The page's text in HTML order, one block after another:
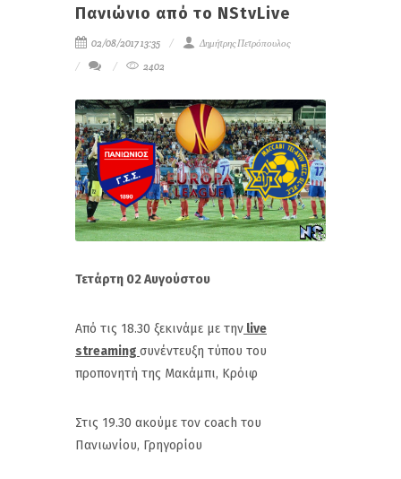
Πανιώνιο από το NStvLive
02/08/2017 13:35
Δημήτρης Πετρόπουλος
2402
Τετάρτη 02 Αυγούστου
Aπό τις 18.30 ξεκινάμε με την live
streaming συνέντευξη τύπου του
προπονητή της Μακάμπι, Κρόιφ
Στις 19.30 ακούμε τον coach του
Πανιωνίου, Γρηγορίου